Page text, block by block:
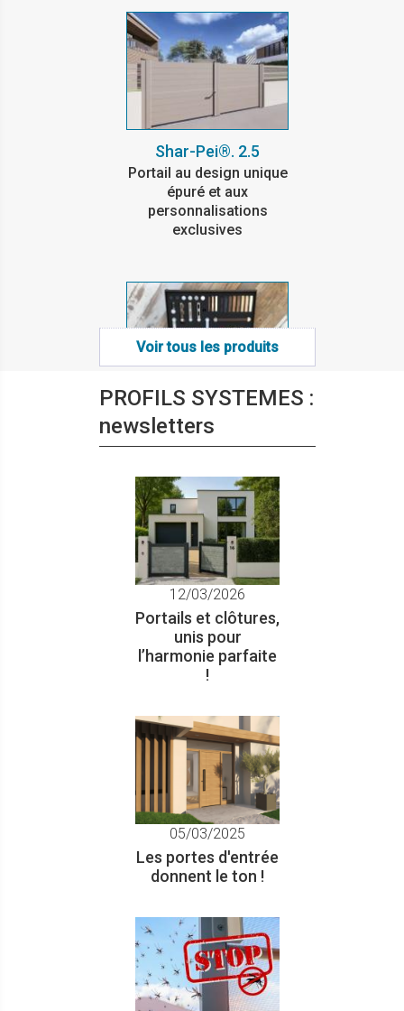
Shar-Pei®. 2.5
Portail au design unique
épuré et aux
personnalisations
exclusives
Mandurah®
Poignées aluminium pour
bioclimatique
KSAR
Pare-insectes enroulable
Voir tous les produits
PROFILS SYSTEMES :
newsletters
12/03/2026
Portails et clôtures,
unis pour
l’harmonie parfaite
!
05/03/2025
Les portes d'entrée
donnent le ton !